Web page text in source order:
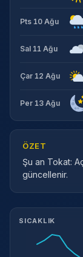
Pts 10 Ağu
Sal 11 Ağu
Çar 12 Ağu
Per 13 Ağu
ÖZET
Şu an Tokat:
güncellenir.
SICAKLIK